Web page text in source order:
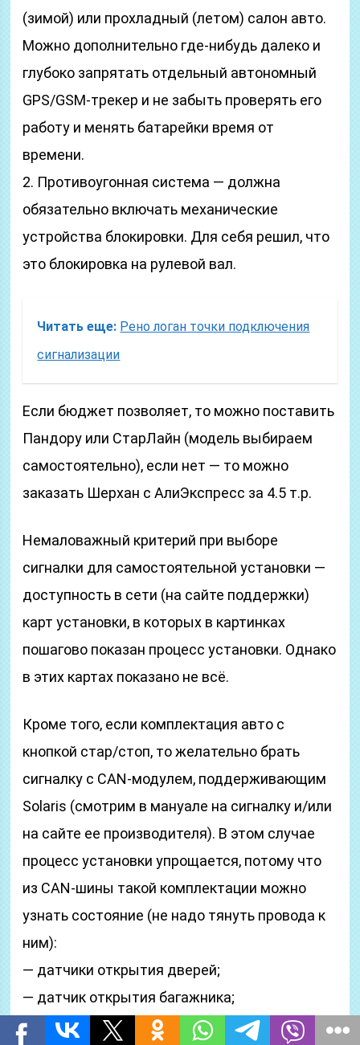
(зимой) или прохладный (летом) салон авто.
Можно дополнительно где-нибудь далеко и
глубоко запрятать отдельный автономный
GPS/GSM-трекер и не забыть проверять его
работу и менять батарейки время от
времени.
2. Противоугонная система — должна
обязательно включать механические
устройства блокировки. Для себя решил, что
это блокировка на рулевой вал.
Читать еще: Рено логан точки подключения
сигнализации
Если бюджет позволяет, то можно поставить
Пандору или СтарЛайн (модель выбираем
самостоятельно), если нет — то можно
заказать Шерхан с АлиЭкспресс за 4.5 т.р.
Немаловажный критерий при выборе
сигналки для самостоятельной установки —
доступность в сети (на сайте поддержки)
карт установки, в которых в картинках
пошагово показан процесс установки. Однако
в этих картах показано не всё.
Кроме того, если комплектация авто с
кнопкой стар/стоп, то желательно брать
сигналку с CAN-модулем, поддерживающим
Solaris (смотрим в мануале на сигналку и/или
на сайте ее производителя). В этом случае
процесс установки упрощается, потому что
из CAN-шины такой комплектации можно
узнать состояние (не надо тянуть провода к
ним):
— датчики открытия дверей;
— датчик открытия багажника;
— датчик капота (для комплектации со